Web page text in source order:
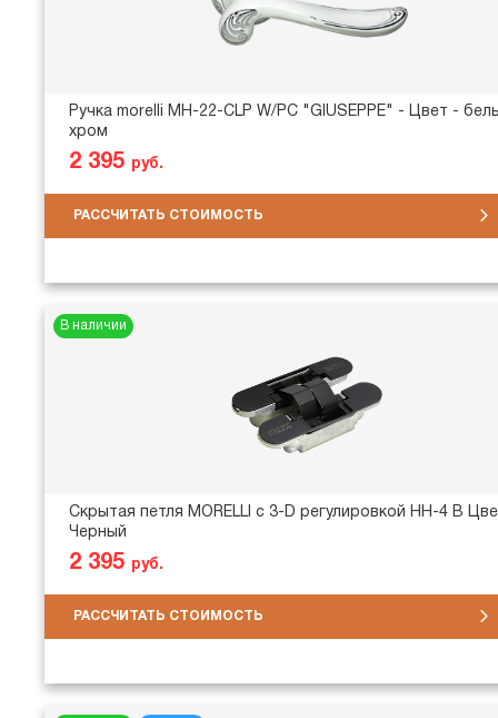
Ручка morelli MH-22-CLP W/PC "GIUSEPPE" - Цвет -
хром
2 395 руб.
РАССЧИТАТЬ СТОИМОСТЬ
В наличии
Скрытая петля MORELLI с 3-D регулировкой HH-4 B
Черный
2 395 руб.
РАССЧИТАТЬ СТОИМОСТЬ